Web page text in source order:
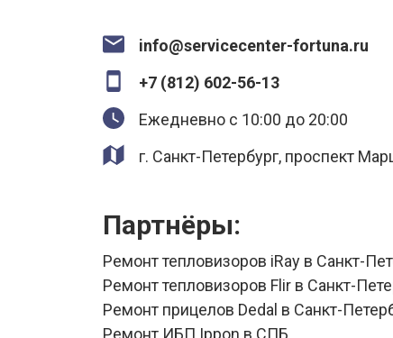
info@servicecenter-fortuna.ru
+7 (812) 602-56-13
Ежедневно с 10:00 до 20:00
г. Санкт-Петербург, проспект
Партнёры:
Ремонт тепловизоров iRay в Санкт-
Ремонт тепловизоров Flir в Санкт-
Ремонт прицелов Dedal в Санкт-
Ремонт ИБП Ippon в СПБ